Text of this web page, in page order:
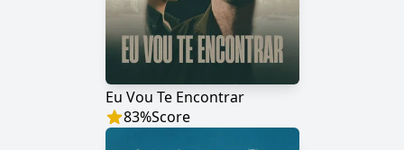
Eu Vou Te Encontrar
83%Score